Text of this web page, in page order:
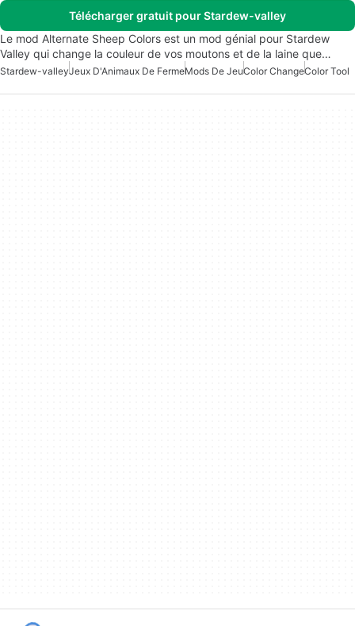
Télécharger gratuit pour Stardew-valley
Le mod Alternate Sheep Colors est un mod génial pour Stardew
Valley qui change la couleur de vos moutons et de la laine que…
Stardew-valleyJeux D'Animaux De FermeMods De JeuColor ChangeColor Tool